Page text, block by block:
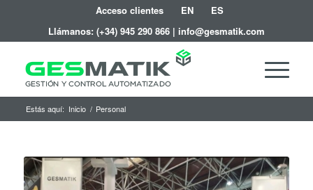
Acceso clientes EN
ES
Llámanos: (+34) 945 290 866| info@gesmatik.com
Estás aquí: Inicio / Personal